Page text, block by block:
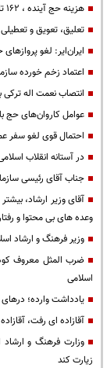
هزینه حج آینده ، ۱۶۲ تا ۱۸۸ میلیون تومان است
تعلیق، تعویق و
ایران‌ایر: لغو
اعتماد زخم خورده
انتصاب نعمت اله
عوامل کاروان‌های حج
احتمال قوی لغو سفر
در آستانه انقلاب
جناب آقای رئیسی
آقای وزیر ارشاد،
وعده های بی محتوا و
وزیر فرهنگ و ارشاد
ضرب المثل معروف
اسلامی
یادداشت وارده؛
آقازاده ای رفت،
وزارت فرهنگ و
زیارت کند